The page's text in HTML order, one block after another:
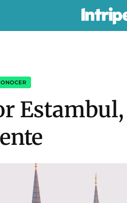
Estambul,